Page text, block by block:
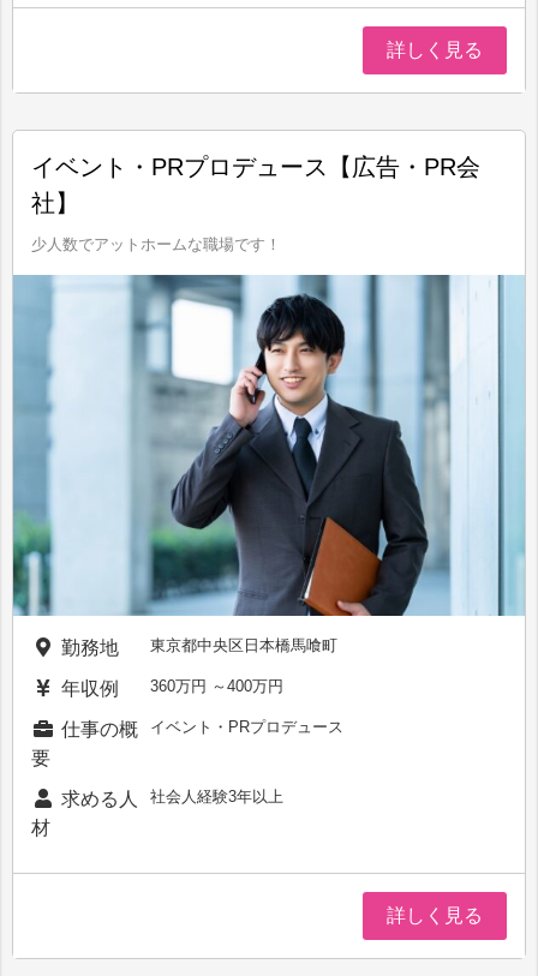
詳しく見る
イベント・PRプロデュース【広告・PR会
社】
少人数でアットホームな職場です！
勤務地 東京都中央区日本橋馬喰町
年収例 360万円 ～400万円
仕事の概
要
イベント・PRプロデュース
求める人
材
社会人経験3年以上
詳しく見る